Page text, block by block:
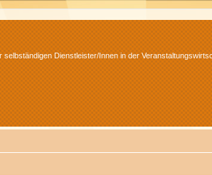
Dienstleister/Innen in der